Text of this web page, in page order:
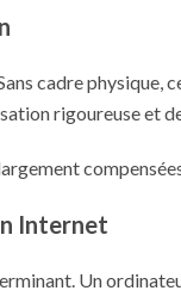
cadre
rigoureuse et
Internet
Un